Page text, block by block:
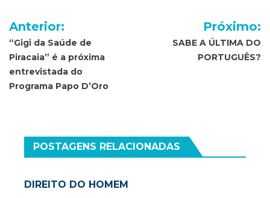
Navegação
de
Post
Anterior:
“Gigi da Saúde de
Piracaia” é a próxima
entrevistada do
Programa Papo D’Oro
Próximo:
SABE A ÚLTIMA DO
PORTUGUÊS?
POSTAGENS RELACIONADAS
DIREITO DO HOMEM